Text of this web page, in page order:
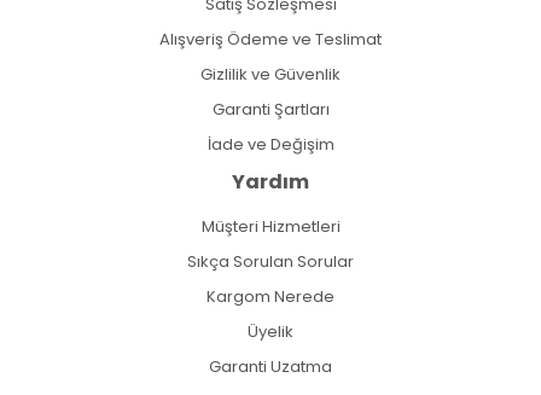
Alışveriş Ödeme ve Teslimat
Gizlilik ve Güvenlik
Garanti Şartları
İade ve Değişim
Yardım
Müşteri Hizmetleri
Sıkça Sorulan Sorular
Kargom Nerede
Üyelik
Garanti Uzatma